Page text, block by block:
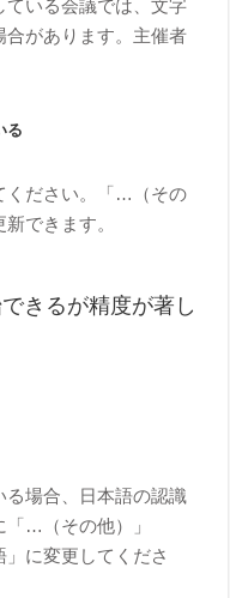
いる会議では、文字
合があります。主催者
る
ください。「…（その
できます。
きるが精度が著し
場合、日本語の認識
…（その他）」
に変更してくださ